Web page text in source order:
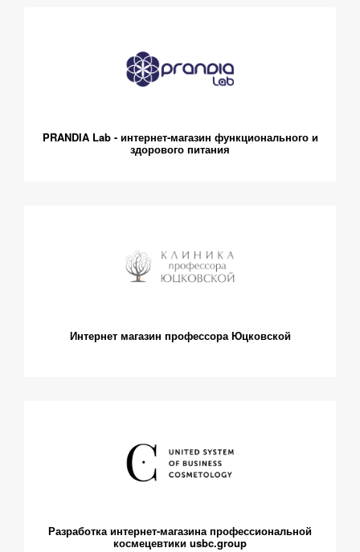
PRANDIA Lab - интернет-магазин функционального и
здорового питания
Интернет магазин профессора Юцковской
Разработка интернет-магазина профессиональной
космецевтики usbc.group